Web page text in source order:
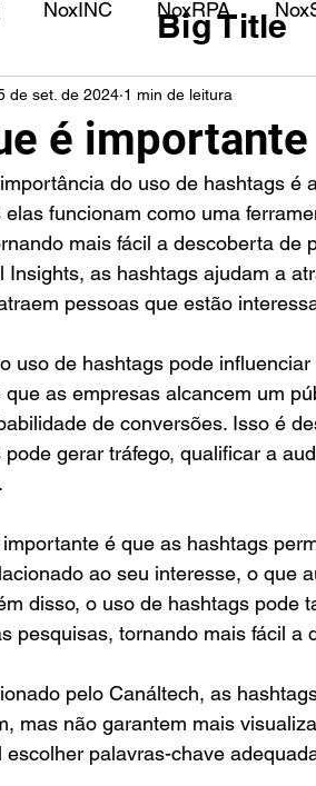
NoxINC NoxRPA
é
de set. de 2024 1 min de leitura
elas funcionam como uma
mais fácil a descoberta de
Insights, as hashtags ajudam a
pessoas que estão
uso de hashtags pode
que as empresas alcancem um
de conversões. Isso é
gerar tráfego, qualificar a
é que as hashtags
ao seu interesse, o que
disso, o uso de hashtags pode
pesquisas, tornando mais fácil a
pelo Canáltech, as
mas não garantem mais
escolher palavras-chave
Big Title